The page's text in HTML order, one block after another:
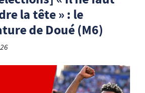
la tête » : le
de Doué (M6)